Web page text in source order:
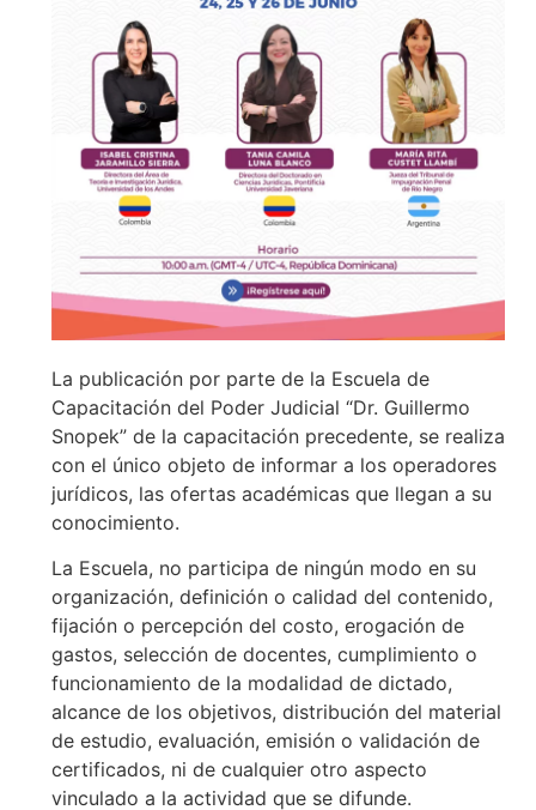
La publicación por parte de la Escuela de
Capacitación del Poder Judicial “Dr. Guillermo
Snopek” de la capacitación precedente, se realiza
con el único objeto de informar a los operadores
jurídicos, las ofertas académicas que llegan a su
conocimiento.
La Escuela, no participa de ningún modo en su
organización, definición o calidad del contenido,
fijación o percepción del costo, erogación de
gastos, selección de docentes, cumplimiento o
funcionamiento de la modalidad de dictado,
alcance de los objetivos, distribución del material
de estudio, evaluación, emisión o validación de
certificados, ni de cualquier otro aspecto
vinculado a la actividad que se difunde.